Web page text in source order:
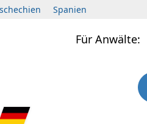
Spanien
Für Anwälte: